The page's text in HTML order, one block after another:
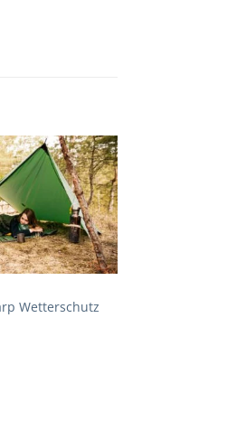
Wetterschutz